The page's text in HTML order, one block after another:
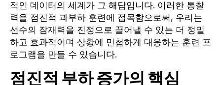
적인 데이터의 세계가 그 해답입니다. 이러한 통찰
력을 점진적 과부하 훈련에 접목함으로써, 우리는
선수의 잠재력을 진정으로 끌어낼 수 있는 더 정밀
하고 효과적이며 상황에 민첩하게 대응하는 훈련 프
로그램을 만들 수 있습니다.
점진적 부하 증가의 핵심